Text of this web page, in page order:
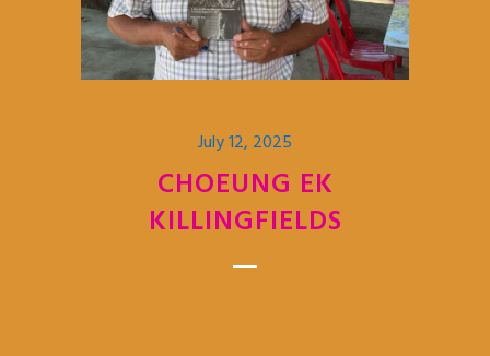
July 12, 2025
CHOEUNG EK
KILLINGFIELDS